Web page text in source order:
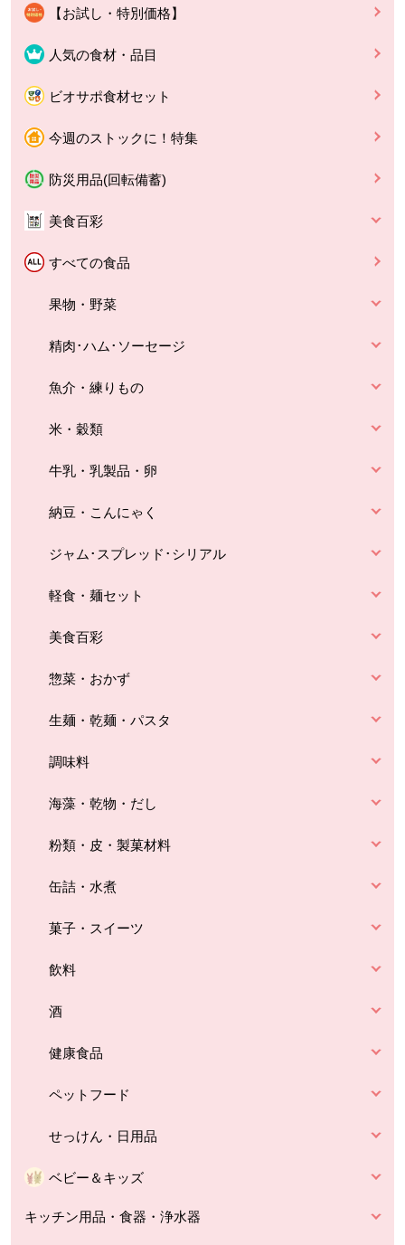
【お試し・特別価格】
人気の食材・品目
ビオサポ食材セット
今週のストックに！特集
防災用品(回転備蓄)
美食百彩
すべての食品
果物・野菜
精肉･ハム･ソーセージ
魚介・練りもの
米・穀類
牛乳・乳製品・卵
納豆・こんにゃく
ジャム･スプレッド･シリアル
軽食・麺セット
美食百彩
惣菜・おかず
生麺・乾麺・パスタ
調味料
海藻・乾物・だし
粉類・皮・製菓材料
缶詰・水煮
菓子・スイーツ
飲料
酒
健康食品
ペットフード
せっけん・日用品
ベビー＆キッズ
キッチン用品・食器・浄水器